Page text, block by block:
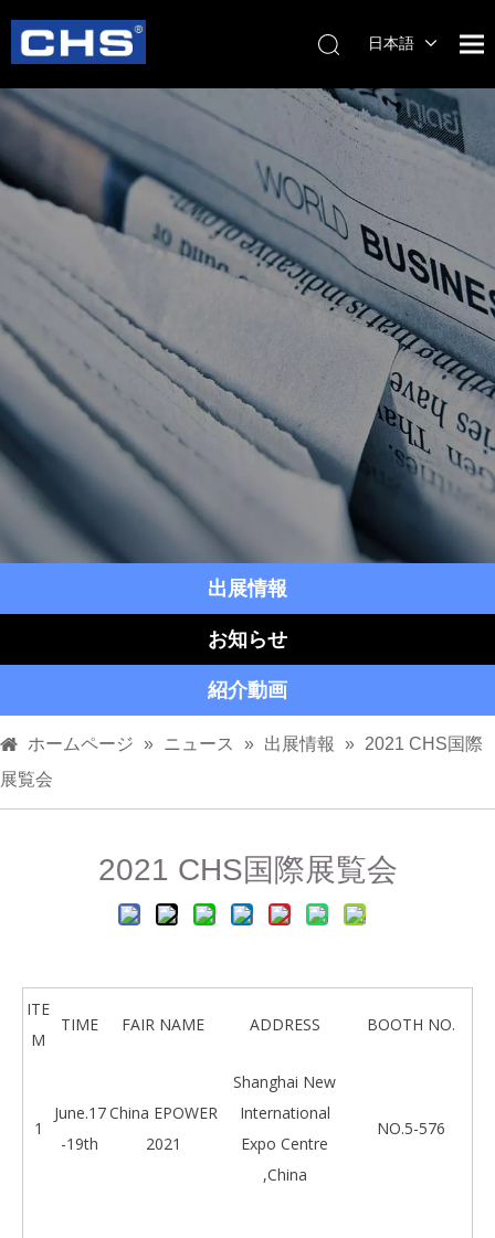
日本語
简体中
出展情報
お知らせ
紹介動画
ホームページ » ニュース » 出展情報 » 2021 CHS国際
展覧会
2021 CHS国際展覧会
ITE
M
TIME FAIR NAME ADDRESS BOOTH NO.
1
June.17
-19th
China EPOWER
2021
Shanghai New
International
Expo Centre
,China
NO.5-576